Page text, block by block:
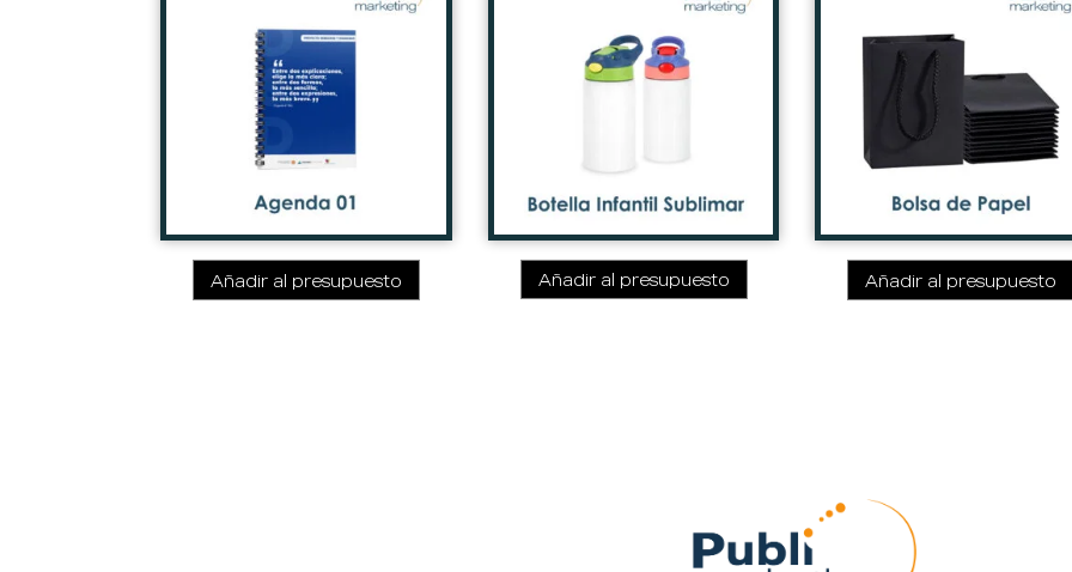
Añadir al presupuesto Añadir al presupuesto Añadir al presupuesto